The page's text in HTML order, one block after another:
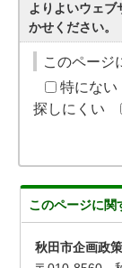
よりよいウェブ
かせください。
このページ
特にない
探しにくい
このページに関
秋田市企画政